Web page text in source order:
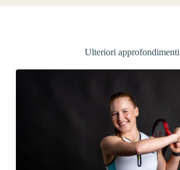
Ulteriori approfondimenti